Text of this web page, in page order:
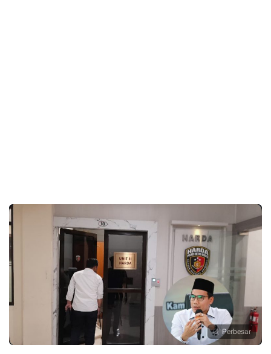
Perbesar